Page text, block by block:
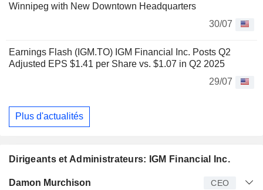
Winnipeg with New Downtown Headquarters
30/07
Earnings Flash (IGM.TO) IGM Financial Inc. Posts Q2
Adjusted EPS $1.41 per Share vs. $1.07 in Q2 2025
29/07
Plus d'actualités
Dirigeants et Administrateurs: IGM Financial Inc.
Dirigeant Titre Age
Damon Murchison CEO